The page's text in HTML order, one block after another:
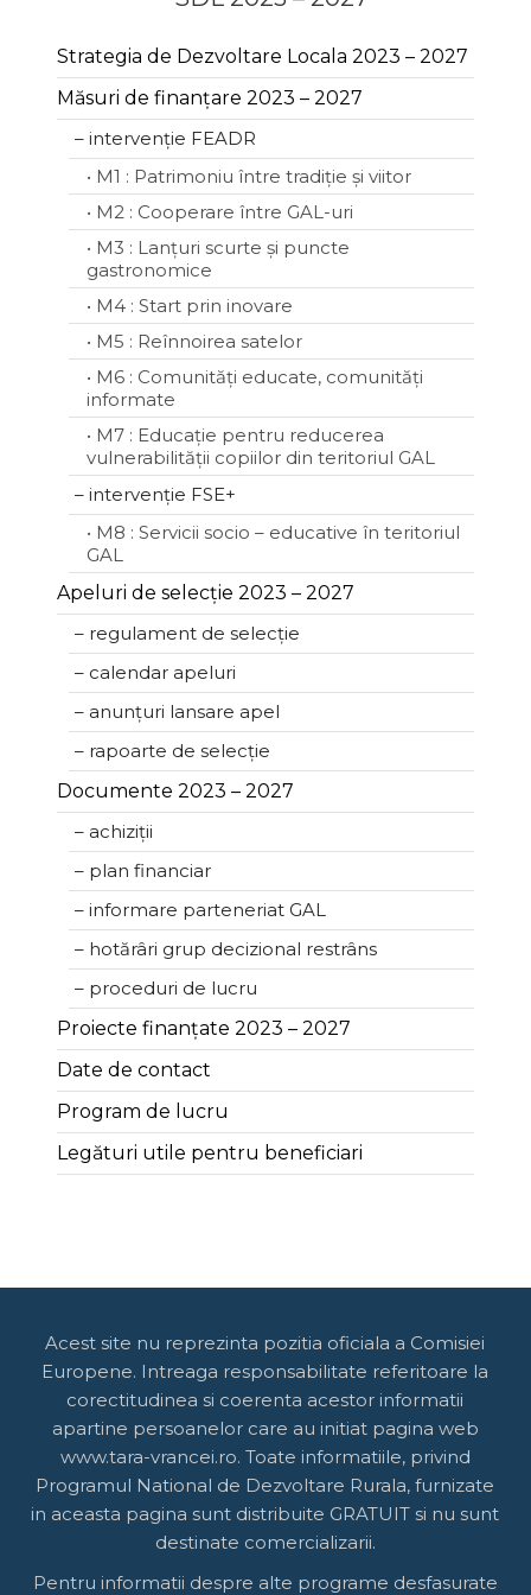
Strategia de Dezvoltare Locala 2023 – 2027
Măsuri de finanțare 2023 – 2027
– intervenție FEADR
• M1 : Patrimoniu între tradiție și viitor
• M2 : Cooperare între GAL-uri
• M3 : Lanțuri scurte și puncte
gastronomice
• M4 : Start prin inovare
• M5 : Reînnoirea satelor
• M6 : Comunități educate, comunități
informate
• M7 : Educație pentru reducerea
vulnerabilității copiilor din teritoriul GAL
– intervenție FSE+
• M8 : Servicii socio – educative în teritoriul
GAL
Apeluri de selecție 2023 – 2027
– regulament de selecție
– calendar apeluri
– anunțuri lansare apel
– rapoarte de selecție
Documente 2023 – 2027
– achiziții
– plan financiar
– informare parteneriat GAL
– hotărâri grup decizional restrâns
– proceduri de lucru
Proiecte finanțate 2023 – 2027
Date de contact
Program de lucru
Legături utile pentru beneficiari
Acest site nu reprezinta pozitia oficiala a Comisiei
Europene. Intreaga responsabilitate referitoare la
corectitudinea si coerenta acestor informatii
apartine persoanelor care au initiat pagina web
www.tara-vrancei.ro. Toate informatiile, privind
Programul National de Dezvoltare Rurala, furnizate
in aceasta pagina sunt distribuite GRATUIT si nu sunt
destinate comercializarii.
Pentru informatii despre alte programe desfasurate